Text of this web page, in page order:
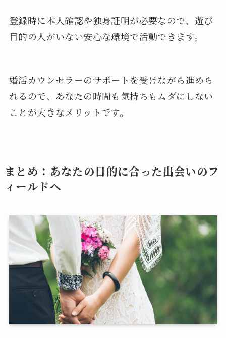
登録時に本人確認や独身証明が必要なので、遊び
目的の人がいない安心な環境で活動できます。
婚活カウンセラーのサポートを受けながら進めら
れるので、あなたの時間も気持ちもムダにしない
ことが大きなメリットです。
まとめ：あなたの目的に合った出会いのフ
ィールドへ